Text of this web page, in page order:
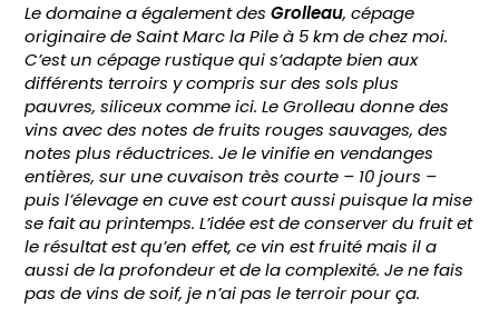
Le domaine a également desGrolleau, cépage
originaire de Saint Marc la Pile à 5 km de chez moi.
C’est un cépage rustique qui s’adapte bien aux
différents terroirs y compris sur des sols plus
pauvres, siliceux comme ici. Le Grolleau donne des
vins avec des notes de fruits rouges sauvages, des
notes plus réductrices. Je le vinifie en vendanges
entières, sur une cuvaison très courte – 10 jours –
puis l’élevage en cuve est court aussi puisque la mise
se fait au printemps. L’idée est de conserver du fruit et
le résultat est qu’en effet, ce vin est fruité mais il a
aussi de la profondeur et de la complexité. Je ne fais
pas de vins de soif, je n’ai pas le terroir pour ça.